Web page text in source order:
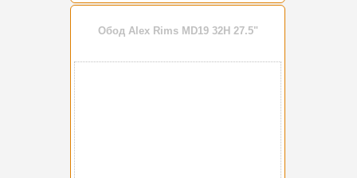
Обод Alex Rims MD19 32H 27.5"